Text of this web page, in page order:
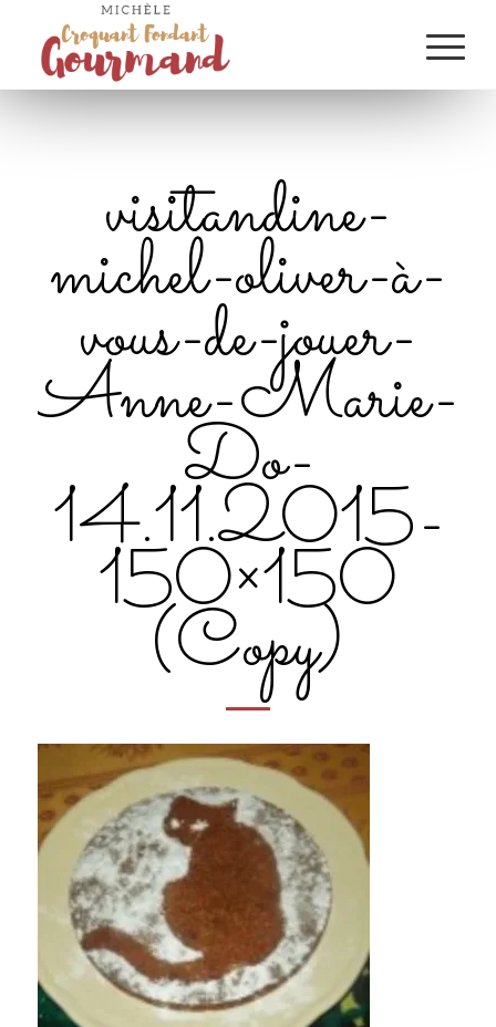
visitandine-
michel-oliver-à-
vous-de-jouer-
Anne-Marie-
Do-
14.11.2015-
150×150
(Copy)